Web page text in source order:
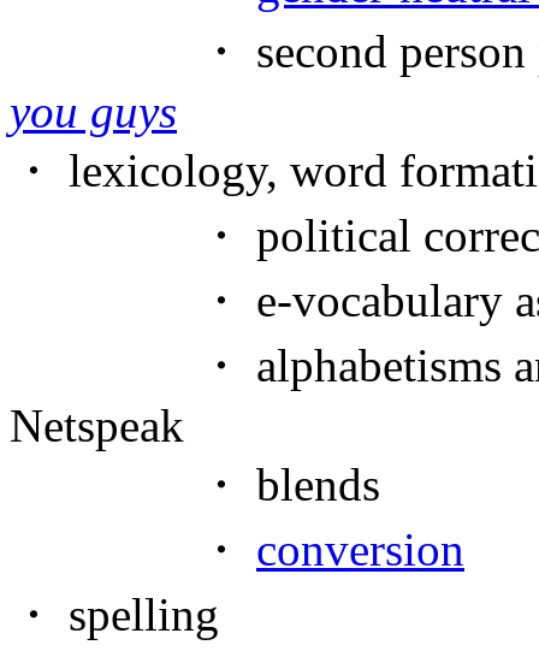
・ second person
you guys
・ lexicology, word
・ political
・ e-vocabulary as a
・ alphabetisms and
Netspeak
・ blends
・ conversion
・ spelling